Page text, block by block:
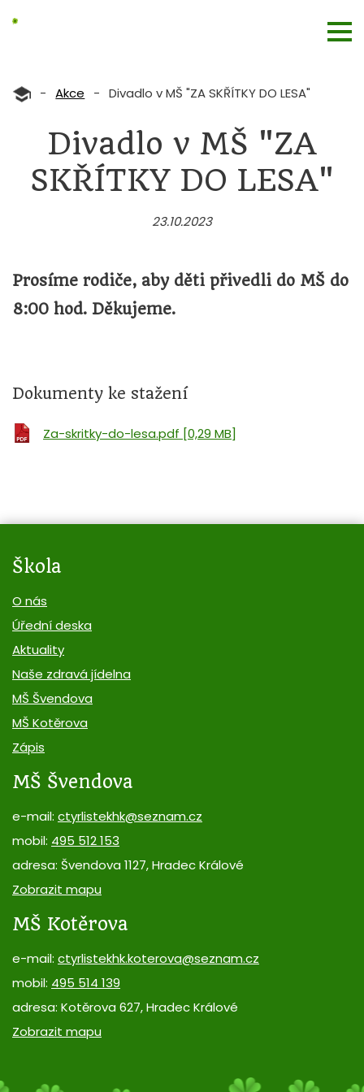
- Akce - Divadlo v MŠ "ZA SKŘÍTKY DO LESA"
Divadlo v MŠ "ZA
SKŘÍTKY DO LESA"
23.10.2023
Prosíme rodiče, aby děti přivedli do MŠ do
8:00 hod. Děkujeme.
Dokumenty ke stažení
Za-skritky-do-lesa.pdf [0,29 MB]
Škola
O nás
Úřední deska
Aktuality
Naše zdravá jídelna
MŠ Švendova
MŠ Kotěrova
Zápis
MŠ Švendova
e-mail: ctyrlistekhk@seznam.cz
mobil: 495 512 153
adresa: Švendova 1127, Hradec Králové
Zobrazit mapu
MŠ Kotěrova
e-mail: ctyrlistekhk.koterova@seznam.cz
mobil: 495 514 139
adresa: Kotěrova 627, Hradec Králové
Zobrazit mapu